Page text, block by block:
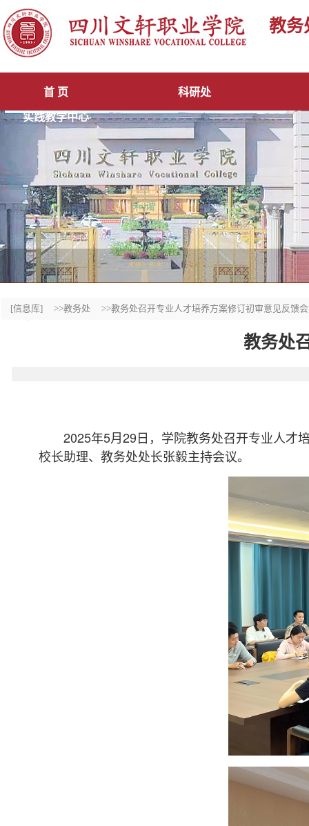
[信息库] >>教务处 >>教务处召开专业人才培养方案修订初审意见反馈
教务处
2025年5月29日，学院教务处召开专业人才
校长助理、教务处处长张毅主持会议。
首 页 科研处
实践教学中心
教务